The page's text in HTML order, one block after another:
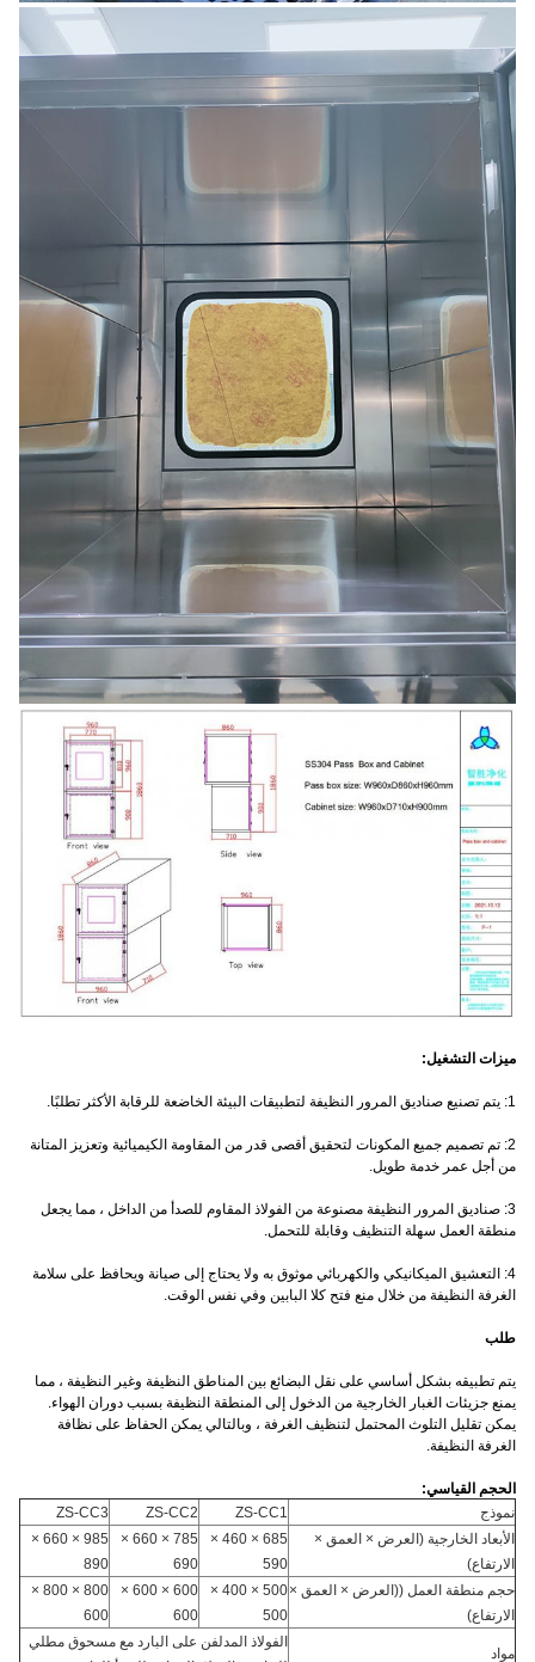
ميزات التشغيل:
1: يتم تصنيع صناديق المرور النظيفة لتطبيقات البيئة الخاضعة للرقابة الأكثر تطلبًا.
2: تم تصميم جميع المكونات لتحقيق أقصى قدر من المقاومة الكيميائية وتعزيز المتانة
من أجل عمر خدمة طويل.
3: صناديق المرور النظيفة مصنوعة من الفولاذ المقاوم للصدأ من الداخل ، مما يجعل
منطقة العمل سهلة التنظيف وقابلة للتحمل.
4: التعشيق الميكانيكي والكهربائي موثوق به ولا يحتاج إلى صيانة ويحافظ على سلامة
الغرفة النظيفة من خلال منع فتح كلا البابين وفي نفس الوقت.
طلب
يتم تطبيقه بشكل أساسي على نقل البضائع بين المناطق النظيفة وغير النظيفة ، مما
يمنع جزيئات الغبار الخارجية من الدخول إلى المنطقة النظيفة بسبب دوران الهواء.
يمكن تقليل التلوث المحتمل لتنظيف الغرفة ، وبالتالي يمكن الحفاظ على نظافة
الغرفة النظيفة.
الحجم القياسي:
نموذج
ZS-CC1
ZS-CC2
ZS-CC3
الأبعاد الخارجية (العرض × العمق ×
الارتفاع)
685 × 460 ×
590
785 × 660 ×
690
985 × 660 ×
890
حجم منطقة العمل ((العرض × العمق ×
الارتفاع)
500 × 400 ×
500
600 × 600 ×
600
800 × 800 ×
600
مواد
الفولاذ المدلفن على البارد مع مسحوق مطلي